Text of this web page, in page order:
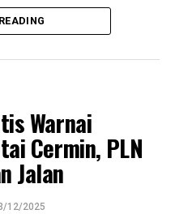
Awang, kepada
merupakan komitmen
dan terukur.
layanan gizi yang tidak
tetapi juga pada
khususnya
dan ibu,” ujar Awang.
Warnai
Cermin, PLN
Jalan
12/2025